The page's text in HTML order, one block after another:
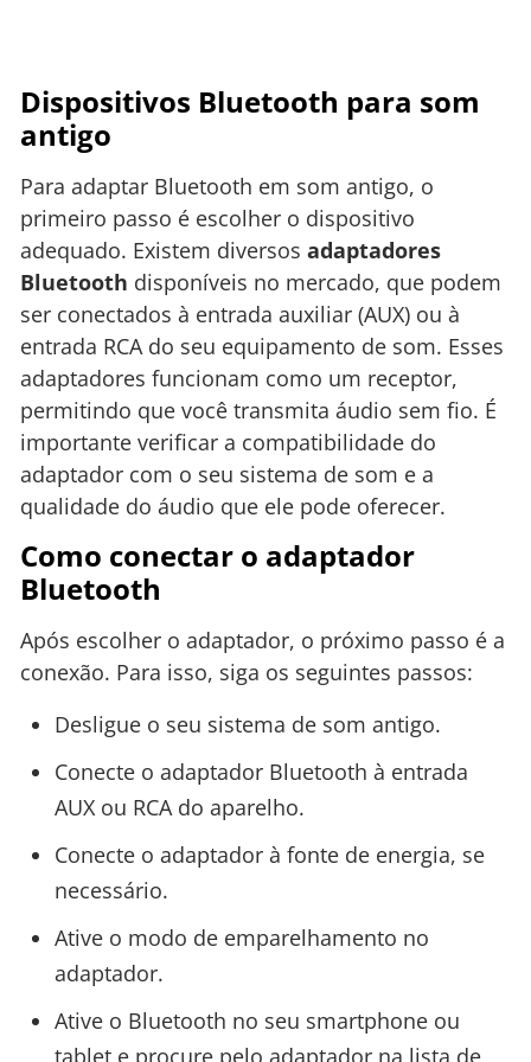
Dispositivos Bluetooth para som
antigo
Para adaptar Bluetooth em som antigo, o
primeiro passo é escolher o dispositivo
adequado. Existem diversos adaptadores
Bluetooth disponíveis no mercado, que podem
ser conectados à entrada auxiliar (AUX) ou à
entrada RCA do seu equipamento de som. Esses
adaptadores funcionam como um receptor,
permitindo que você transmita áudio sem fio. É
importante verificar a compatibilidade do
adaptador com o seu sistema de som e a
qualidade do áudio que ele pode oferecer.
Como conectar o adaptador
Bluetooth
Após escolher o adaptador, o próximo passo é a
conexão. Para isso, siga os seguintes passos:
Desligue o seu sistema de som antigo.
Conecte o adaptador Bluetooth à entrada
AUX ou RCA do aparelho.
Conecte o adaptador à fonte de energia, se
necessário.
Ative o modo de emparelhamento no
adaptador.
Ative o Bluetooth no seu smartphone ou
tablet e procure pelo adaptador na lista de